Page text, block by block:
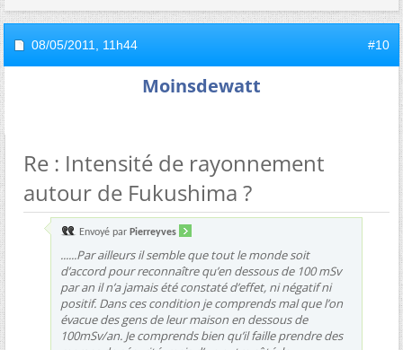
08/05/2011, 11h44 #10
Moinsdewatt
Re : Intensité de rayonnement
autour de Fukushima ?
Envoyé par Pierreyves
......Par ailleurs il semble que tout le monde soit
d’accord pour reconnaître qu’en dessous de 100 mSv
par an il n’a jamais été constaté d’effet, ni négatif ni
positif. Dans ces condition je comprends mal que l’on
évacue des gens de leur maison en dessous de
100mSv/an. Je comprends bien qu’il faille prendre des